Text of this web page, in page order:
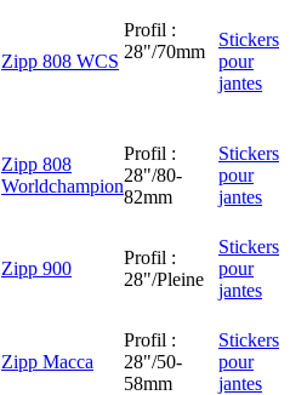
Zipp 808 WCS
Profil :
28"/70mm
Stickers
pour
jantes
Zipp 808
Worldchampion
Profil :
28"/80-
82mm
Stickers
pour
jantes
Zipp 900
Profil :
28"/Pleine
Stickers
pour
jantes
Zipp Macca
Profil :
28"/50-
58mm
Stickers
pour
jantes